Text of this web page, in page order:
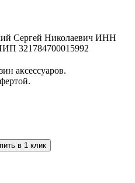
Сергей Николаевич ИНН
321784700015992
аксессуаров.
в 1 клик